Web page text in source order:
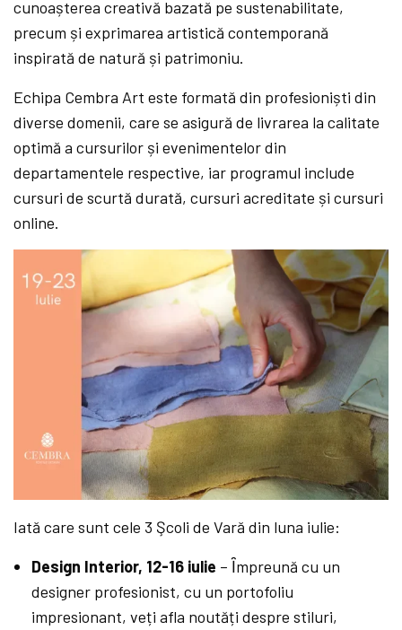
cunoașterea creativă bazată pe sustenabilitate,
precum și exprimarea artistică contemporană
inspirată de natură și patrimoniu.
Echipa Cembra Art este formată din profesioniști din
diverse domenii, care se asigură de livrarea la calitate
optimă a cursurilor și evenimentelor din
departamentele respective, iar programul include
cursuri de scurtă durată, cursuri acreditate și cursuri
online.
Iată care sunt cele 3 Şcoli de Vară din luna iulie:
Design Interior, 12-16 iulie – Ȋmpreună cu un
designer profesionist, cu un portofoliu
impresionant, veți afla noutăți despre stiluri,